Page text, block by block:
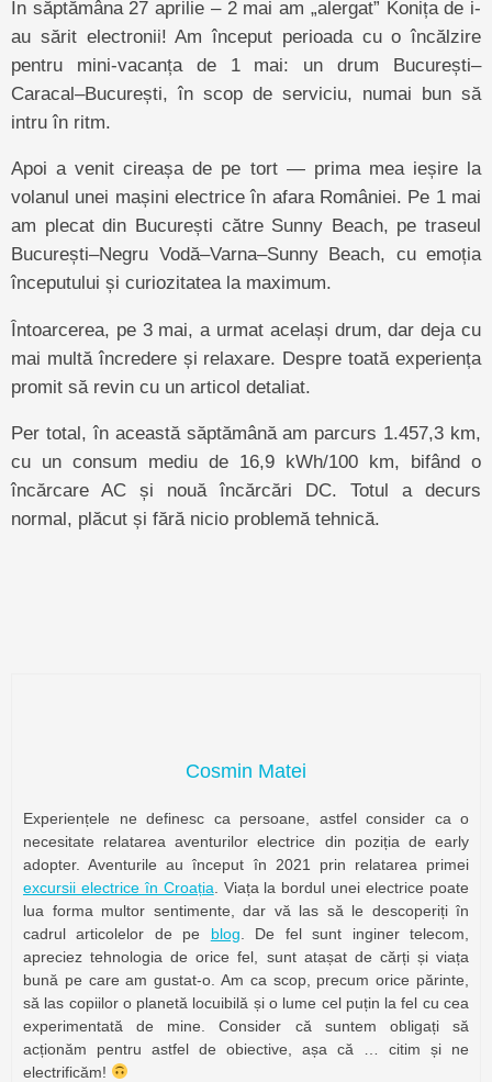
În săptămâna 27 aprilie – 2 mai am „alergat” Konița de i-
au sărit electronii! Am început perioada cu o încălzire
pentru mini-vacanța de 1 mai: un drum București–
Caracal–București, în scop de serviciu, numai bun să
intru în ritm.
Apoi a venit cireașa de pe tort — prima mea ieșire la
volanul unei mașini electrice în afara României. Pe 1 mai
am plecat din București către Sunny Beach, pe traseul
București–Negru Vodă–Varna–Sunny Beach, cu emoția
începutului și curiozitatea la maximum.
Întoarcerea, pe 3 mai, a urmat același drum, dar deja cu
mai multă încredere și relaxare. Despre toată experiența
promit să revin cu un articol detaliat.
Per total, în această săptămână am parcurs 1.457,3 km,
cu un consum mediu de 16,9 kWh/100 km, bifând o
încărcare AC și nouă încărcări DC. Totul a decurs
normal, plăcut și fără nicio problemă tehnică.
Cosmin Matei
Experiențele ne definesc ca persoane, astfel consider ca o
necesitate relatarea aventurilor electrice din poziția de early
adopter. Aventurile au început în 2021 prin relatarea primei
excursii electrice în Croația . Viața la bordul unei electrice poate
lua forma multor sentimente, dar vă las să le descoperiți în
cadrul articolelor de pe blog . De fel sunt inginer telecom,
apreciez tehnologia de orice fel, sunt atașat de cărți și viața
bună pe care am gustat-o. Am ca scop, precum orice părinte,
să las copiilor o planetă locuibilă și o lume cel puțin la fel cu cea
experimentată de mine. Consider că suntem obligați să
acționăm pentru astfel de obiective, așa că … citim și ne
electrificăm!